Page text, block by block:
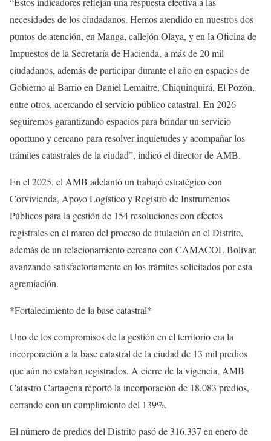
necesidades de los ciudadanos. Hemos atendido en nuestros dos
puntos de atención, en Manga, callejón Olaya, y en la Oficina de
Impuestos de la Secretaría de Hacienda, a más de 20 mil
ciudadanos, además de participar durante el año en espacios de
Gobierno al Barrio en Daniel Lemaitre, Chiquinquirá, El Pozón,
entre otros, acercando el servicio público catastral. En 2026
seguiremos garantizando espacios para brindar un servicio
oportuno y cercano para resolver inquietudes y acompañar los
trámites catastrales de la ciudad”, indicó el director de AMB.
En el 2025, el AMB adelantó un trabajó estratégico con
Corvivienda, Apoyo Logístico y Registro de Instrumentos
Públicos para la gestión de 154 resoluciones con efectos
registrales en el marco del proceso de titulación en el Distrito,
además de un relacionamiento cercano con CAMACOL Bolívar,
avanzando satisfactoriamente en los trámites solicitados por esta
agremiación.
*Fortalecimiento de la base catastral*
Uno de los compromisos de la gestión en el territorio era la
incorporación a la base catastral de la ciudad de 13 mil predios
que aún no estaban registrados. A cierre de la vigencia, AMB
Catastro Cartagena reportó la incorporación de 18.083 predios,
cerrando con un cumplimiento del 139%.
El número de predios del Distrito pasó de 316.337 en enero de